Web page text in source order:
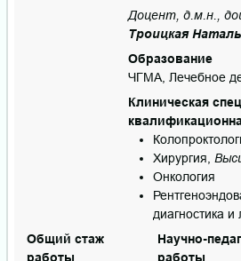
Доцент, д.м.н.,
Троицкая
Образование
ЧГМА, Лечебное
Клиническая
Хирургия,
Онкология
диагностика и
Общий стаж
работы
Научно-
работы